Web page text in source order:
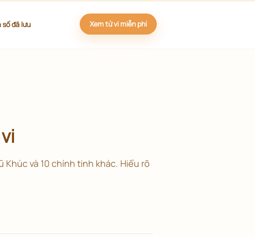
số đã lưu Xem tử vi miễn phí
và 10 chính tinh khác. Hiểu rõ